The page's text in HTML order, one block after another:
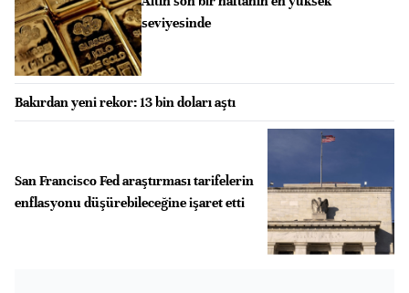
seviyesinde
Bakırdan yeni rekor: 13 bin doları aştı
San Francisco Fed araştırması tarifelerin
enflasyonu düşürebileceğine işaret etti